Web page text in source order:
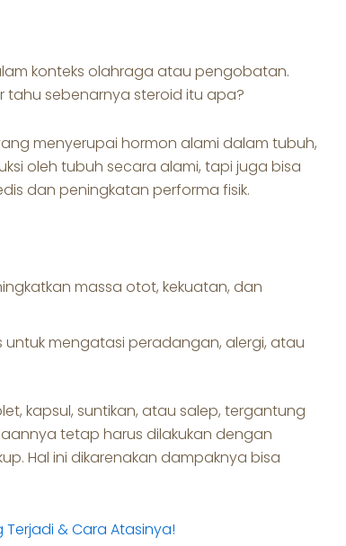
konteks olahraga atau pengobatan.
tahu sebenarnya steroid itu apa?
menyerupai hormon alami dalam tubuh,
oleh tubuh secara alami, tapi juga bisa
dan peningkatan performa fisik.
massa otot, kekuatan, dan
mengatasi peradangan, alergi, atau
kapsul, suntikan, atau salep, tergantung
tetap harus dilakukan dengan
Hal ini dikarenakan dampaknya bisa
Terjadi & Cara Atasinya!